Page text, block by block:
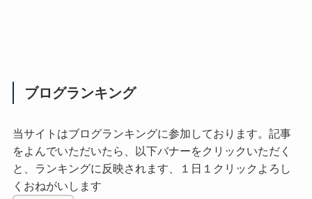
ブログランキング
当サイトはブログランキングに参加しております。記事
をよんでいただいたら、以下バナーをクリックいただく
と、ランキングに反映されます、１日１クリックよろし
くおねがいします